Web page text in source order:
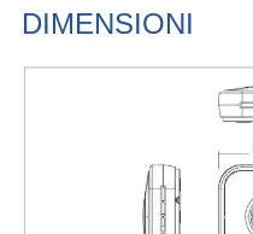
DIMENSIONI